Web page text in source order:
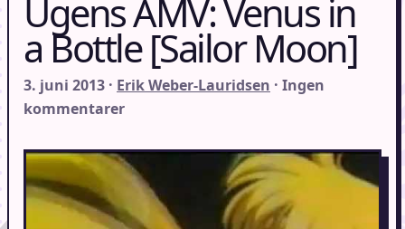
Ugens AMV: Venus in
a Bottle [Sailor Moon]
3. juni 2013 · Erik Weber-Lauridsen · Ingen
kommentarer